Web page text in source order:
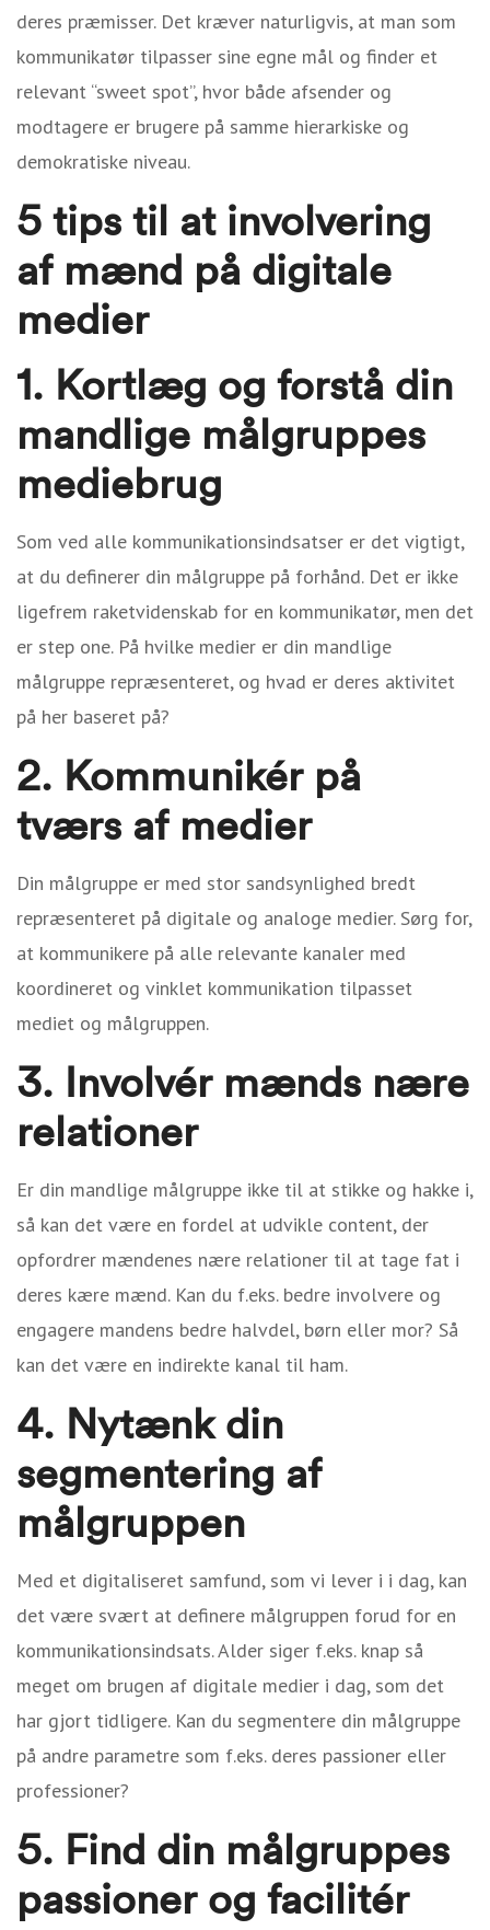
deres præmisser. Det kræver naturligvis, at man som
kommunikatør tilpasser sine egne mål og finder et
relevant “sweet spot”, hvor både afsender og
modtagere er brugere på samme hierarkiske og
demokratiske niveau.
5 tips til at involvering
af mænd på digitale
medier
1. Kortlæg og forstå din
mandlige målgruppes
mediebrug
Som ved alle kommunikationsindsatser er det vigtigt,
at du definerer din målgruppe på forhånd. Det er ikke
ligefrem raketvidenskab for en kommunikatør, men det
er step one. På hvilke medier er din mandlige
målgruppe repræsenteret, og hvad er deres aktivitet
på her baseret på?
2. Kommunikér på
tværs af medier
Din målgruppe er med stor sandsynlighed bredt
repræsenteret på digitale og analoge medier. Sørg for,
at kommunikere på alle relevante kanaler med
koordineret og vinklet kommunikation tilpasset
mediet og målgruppen.
3. Involvér mænds nære
relationer
Er din mandlige målgruppe ikke til at stikke og hakke i,
så kan det være en fordel at udvikle content, der
opfordrer mændenes nære relationer til at tage fat i
deres kære mænd. Kan du f.eks. bedre involvere og
engagere mandens bedre halvdel, børn eller mor? Så
kan det være en indirekte kanal til ham.
4. Nytænk din
segmentering af
målgruppen
Med et digitaliseret samfund, som vi lever i i dag, kan
det være svært at definere målgruppen forud for en
kommunikationsindsats. Alder siger f.eks. knap så
meget om brugen af digitale medier i dag, som det
har gjort tidligere. Kan du segmentere din målgruppe
på andre parametre som f.eks. deres passioner eller
professioner?
5. Find din målgruppes
passioner og facilitér